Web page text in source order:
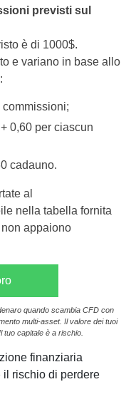
previsti sul
è di 1000$.
e variano in base allo
0,60 per ciascun
cadauno.
al
nella tabella fornita
appaiono
quando scambia CFD con
multi-asset. Il valore dei tuoi
tuo capitale è a rischio.
finanziaria
il rischio di perdere